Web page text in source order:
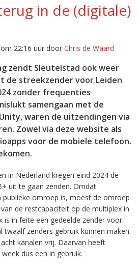
in de (digitale)
22:16 uur door Chris de Waard
zendt Sleutelstad ook weer
de streekzender voor Leiden
zonder frequenties
samengaan met de
waren de uitzendingen via
Zowel via deze website als
voor de mobiele telefoon.
in Nederland kregen eind 2024 de
uit te gaan zenden. Omdat
publieke omroep is, moest de omroep
de restcapaciteit op de multiplex in
is in feite een gedeelde zender voor
twaalf zenders gebruik kunnen maken.
kanalen vrij. Daarvan heeft
dus een in gebruik.